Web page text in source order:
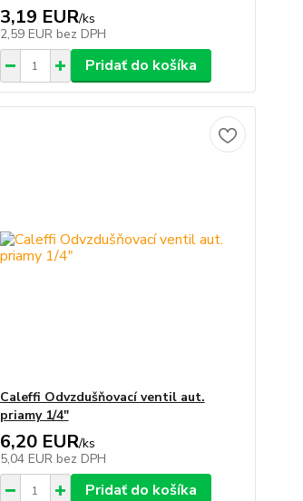
3,19 EUR/ks
2,59 EUR bez DPH
Pridať do košíka
Caleffi Odvzdušňovací ventil aut.
priamy 1/4"
6,20 EUR/ks
5,04 EUR bez DPH
Pridať do košíka